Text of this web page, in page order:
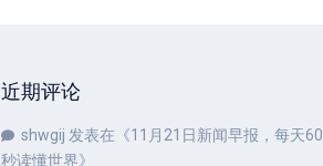
近期评论
shwgij 发表在《11月21日新闻早报，每天60
秒读懂世界》